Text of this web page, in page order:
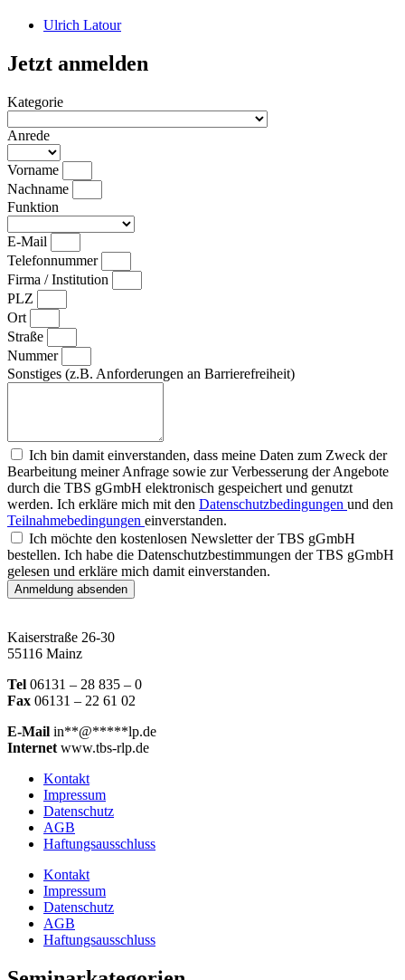
Ulrich Latour
Jetzt anmelden
Kategorie
Anrede
Vorname
Nachname
Funktion
E-Mail
Telefonnummer
Firma / Institution
PLZ
Ort
Straße
Nummer
Sonstiges (z.B. Anforderungen an Barrierefreiheit)
Ich bin damit einverstanden, dass meine Daten zum Zweck der
Bearbeitung meiner Anfrage sowie zur Verbesserung der Angebote
durch die TBS gGmbH elektronisch gespeichert und genutzt
werden. Ich erkläre mich mit den Datenschutzbedingungen und den
Teilnahmebedingungen einverstanden.
Ich möchte den kostenlosen Newsletter der TBS gGmbH
bestellen. Ich habe die Datenschutzbestimmungen der TBS gGmbH
gelesen und erkläre mich damit einverstanden.
Anmeldung absenden
Kaiserstraße 26-30
55116 Mainz
Tel 06131 – 28 835 – 0
Fax 06131 – 22 61 02
E-Mail in**@*****lp.de
Internet www.tbs-rlp.de
Kontakt
Impressum
Datenschutz
AGB
Haftungsausschluss
Kontakt
Impressum
Datenschutz
AGB
Haftungsausschluss